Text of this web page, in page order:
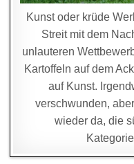
Kunst oder krüde
Streit mit dem
unlauteren
Kartoffeln auf dem
auf Kunst.
verschwunden,
wieder da, die